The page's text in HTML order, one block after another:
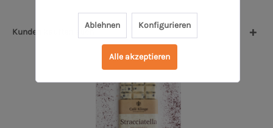
Kunden kauften auch
Ablehnen Konfigurieren
Alle akzeptieren